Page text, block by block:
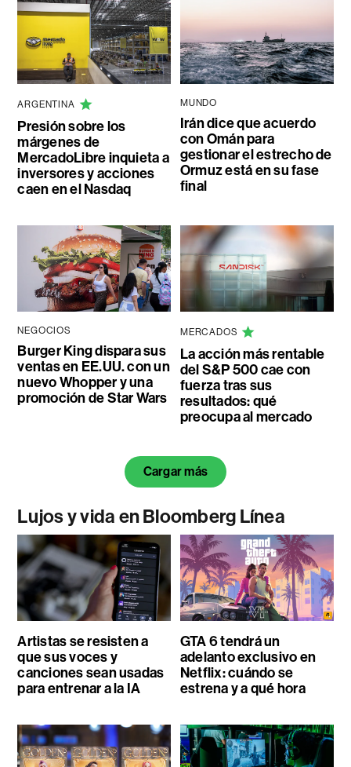
ARGENTINA
Presión sobre los
márgenes de
MercadoLibre inquieta a
inversores y acciones
caen en el Nasdaq
MUNDO
Irán dice que acuerdo
con Omán para
gestionar el estrecho de
Ormuz está en su fase
final
NEGOCIOS
Burger King dispara sus
ventas en EE.UU. con un
nuevo Whopper y una
promoción de Star Wars
MERCADOS
La acción más rentable
del S&P 500 cae con
fuerza tras sus
resultados: qué
preocupa al mercado
Cargar más
Lujos y vida en Bloomberg Línea
Artistas se resisten a
que sus voces y
canciones sean usadas
para entrenar a la IA
GTA 6 tendrá un
adelanto exclusivo en
Netflix: cuándo se
estrena y a qué hora